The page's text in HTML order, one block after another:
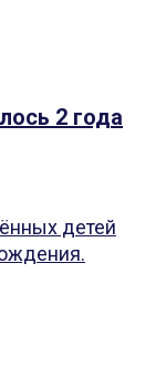
2 года
детей